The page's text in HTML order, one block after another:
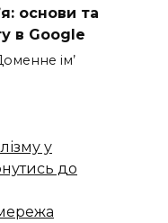
основи та
в Google
ім’
у
до